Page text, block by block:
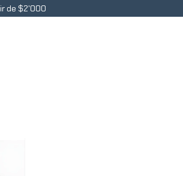
de $2'000